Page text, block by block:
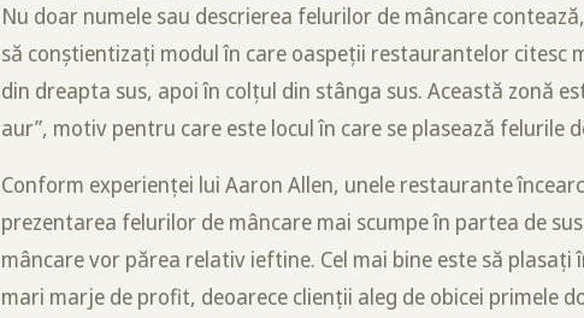
Nu doar numele sau descrierea felurilor de mâncare
să conștientizați modul în care oaspeții restaurantelor citesc
din dreapta sus, apoi în colțul din stânga sus. Această zonă
aur”, motiv pentru care este locul în care se plasează felurile
Conform experienței lui Aaron Allen, unele restaurante
prezentarea felurilor de mâncare mai scumpe în partea de
mâncare vor părea relativ ieftine. Cel mai bine este să plasați
mari marje de profit, deoarece clienții aleg de obicei primele